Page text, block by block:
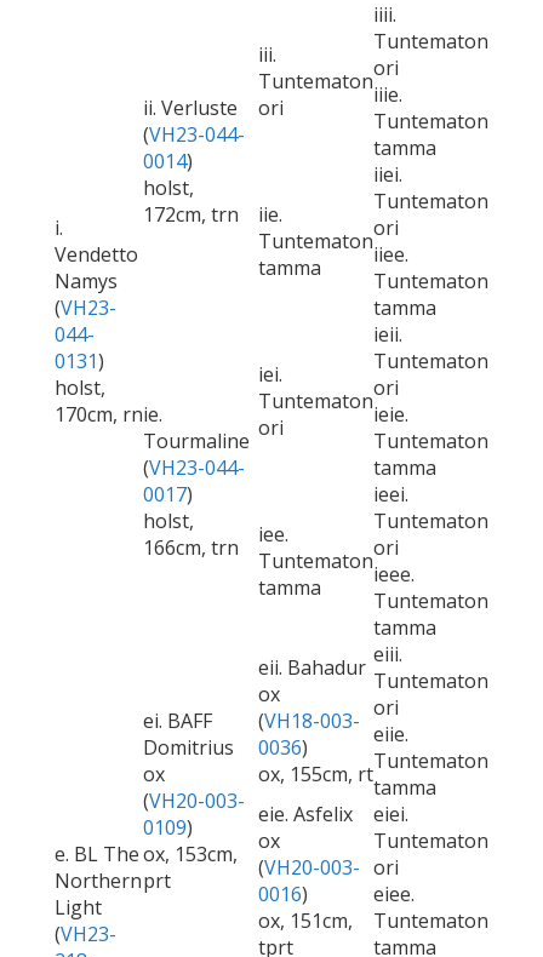
i.
Vendetto
Namys
(VH23-
044-
0131)
holst,
170cm, rn
ii. Verluste
(VH23-044-
0014)
holst,
172cm, trn
iii.
Tuntematon
ori
iiii.
Tuntematon
ori
iiie.
Tuntematon
tamma
iie.
Tuntematon
tamma
iiei.
Tuntematon
ori
iiee.
Tuntematon
tamma
ie.
Tourmaline
(VH23-044-
0017)
holst,
166cm, trn
iei.
Tuntematon
ori
ieii.
Tuntematon
ori
ieie.
Tuntematon
tamma
iee.
Tuntematon
tamma
ieei.
Tuntematon
ori
ieee.
Tuntematon
tamma
e. BL The
Northern
Light
(VH23-
ei. BAFF
Domitrius
ox
(VH20-003-
0109)
ox, 153cm,
prt
eii. Bahadur
ox
(VH18-003-
0036)
ox, 155cm, rt
eiii.
Tuntematon
ori
eiie.
Tuntematon
tamma
eie. Asfelix
ox
(VH20-003-
0016)
ox, 151cm,
tprt
eiei.
Tuntematon
ori
eiee.
Tuntematon
tamma